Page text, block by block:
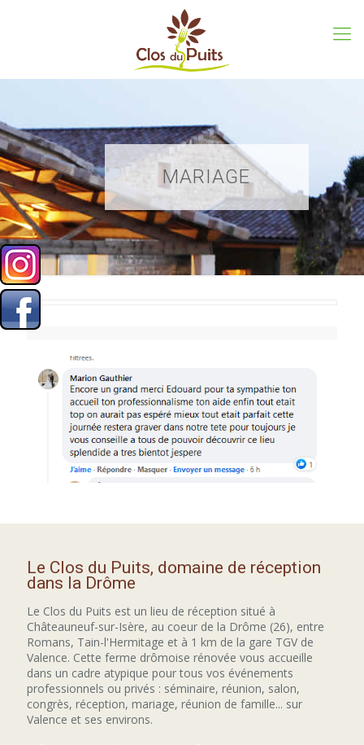
MARIAGE
Le Clos du Puits, domaine de réception
dans la Drôme
Le Clos du Puits est un lieu de réception situé à
Châteauneuf-sur-Isère, au coeur de la Drôme (26), entre
Romans, Tain-l'Hermitage et à 1 km de la gare TGV de
Valence. Cette ferme drômoise rénovée vous accueille
dans un cadre atypique pour tous vos événements
professionnels ou privés : séminaire, réunion, salon,
congrès, réception, mariage, réunion de famille... sur
Valence et ses environs.